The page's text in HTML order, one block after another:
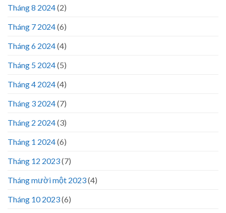
Tháng 8 2024(2)
Tháng 7 2024(6)
Tháng 6 2024(4)
Tháng 5 2024(5)
Tháng 4 2024(4)
Tháng 3 2024(7)
Tháng 2 2024(3)
Tháng 1 2024(6)
Tháng 12 2023(7)
Tháng mười một 2023(4)
Tháng 10 2023(6)